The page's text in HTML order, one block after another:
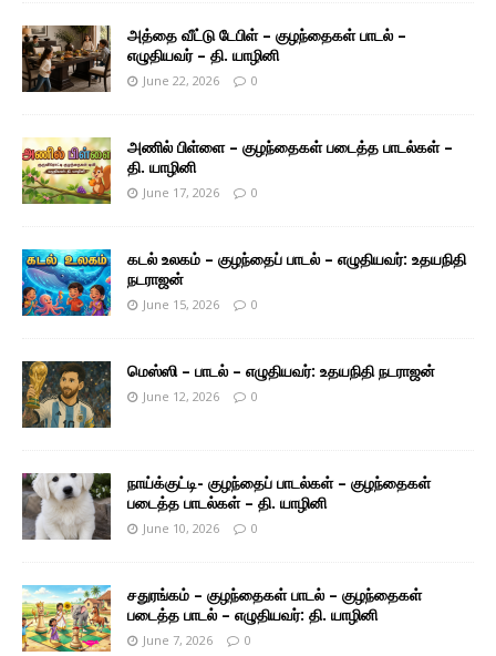
அத்தை வீட்டு டேபிள் – குழந்தைகள் பாடல் –
எழுதியவர் – தி. யாழினி
June 22, 2026 0
அணில் பிள்ளை – குழந்தைகள் படைத்த பாடல்கள் –
தி. யாழினி
June 17, 2026 0
கடல் உலகம் – குழந்தைப் பாடல் – எழுதியவர்: உதயநிதி
நடராஜன்
June 15, 2026 0
மெஸ்ஸி – பாடல் – எழுதியவர்: உதயநிதி நடராஜன்
June 12, 2026 0
நாய்க்குட்டி- குழந்தைப் பாடல்கள் – குழந்தைகள்
படைத்த பாடல்கள் – தி. யாழினி
June 10, 2026 0
சதுரங்கம் – குழந்தைகள் பாடல் – குழந்தைகள்
படைத்த பாடல் – எழுதியவர்: தி. யாழினி
June 7, 2026 0